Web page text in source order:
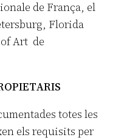
de França, el
Florida
Art de
totes les
els requisits per